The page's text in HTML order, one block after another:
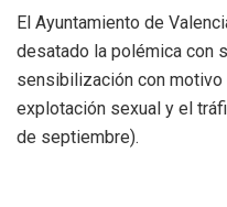
El Ayuntamiento de
desatado la polémica con
sensibilización con motivo
explotación sexual y el
de septiembre).